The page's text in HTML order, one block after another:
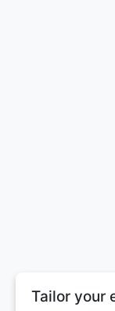
Tailor your